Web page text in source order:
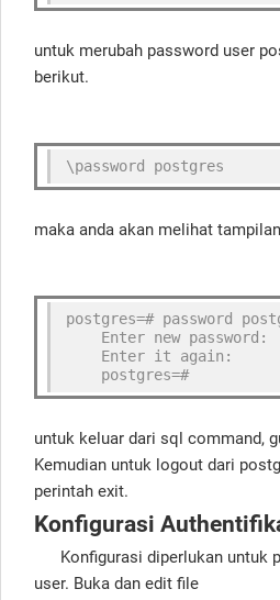
untuk merubah password user
berikut.
\password postgres
maka anda akan melihat
postgres=# password
    Enter new password:
    Enter it again:
    postgres=#
untuk keluar dari sql command,
Kemudian untuk logout dari
perintah exit.
Konfigurasi
Konfigurasi diperlukan untuk
user. Buka dan edit file